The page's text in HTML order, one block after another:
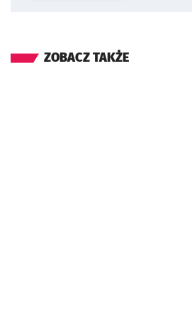
ZOBACZ TAKŻE